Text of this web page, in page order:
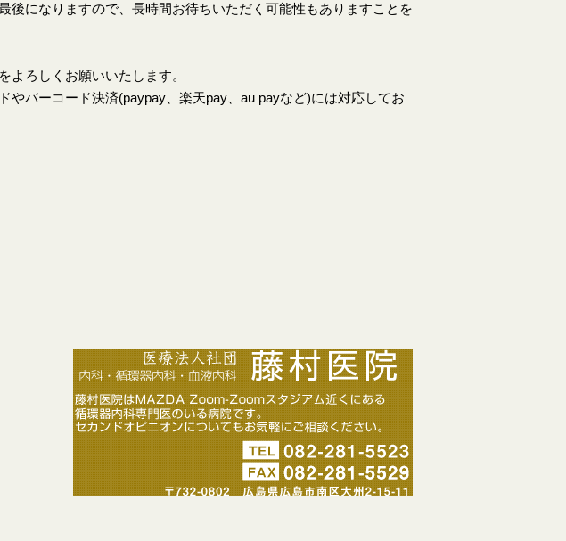
後になりますので、長時間お待ちいただく可能性もありますことを
よろしくお願いいたします。
やバーコード決済(paypay、楽天pay、au payなど)には対応してお